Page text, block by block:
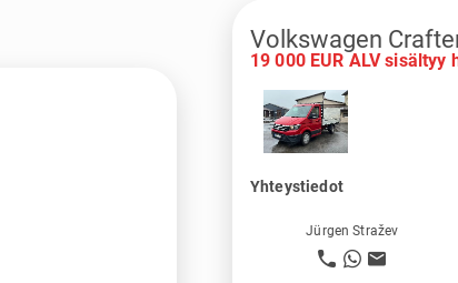
Volkswagen
19 000 EUR ALV sisältyy
Yhteystiedot
Jürgen Stražev